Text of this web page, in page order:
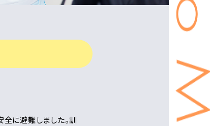
に避難しました。訓